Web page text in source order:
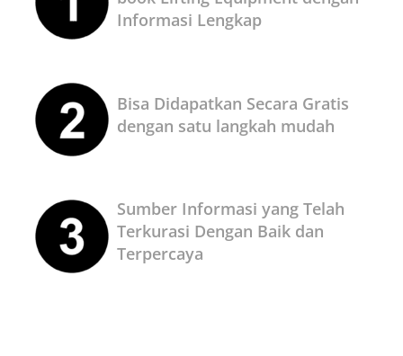
Informasi Lengkap
Bisa Didapatkan Secara Gratis
dengan satu langkah mudah
Sumber Informasi yang Telah
Terkurasi Dengan Baik dan
Terpercaya